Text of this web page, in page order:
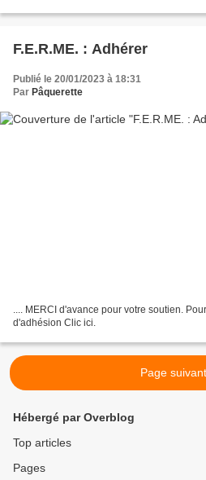
F.E.R.ME. : Adhérer
Publié le 20/01/2023 à 18:31
Par Pâquerette
.... MERCI d'avance pour votre soutien.
d'adhésion Clic ici.
Page
Hébergé par Overblog
Top articles
Pages